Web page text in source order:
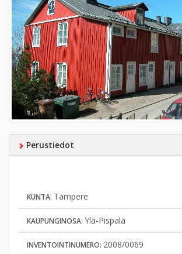
Perustiedot
KUNTA: Tampere
KAUPUNGINOSA: Ylä-Pispala
INVENTOINTINUMERO: 2008/0069